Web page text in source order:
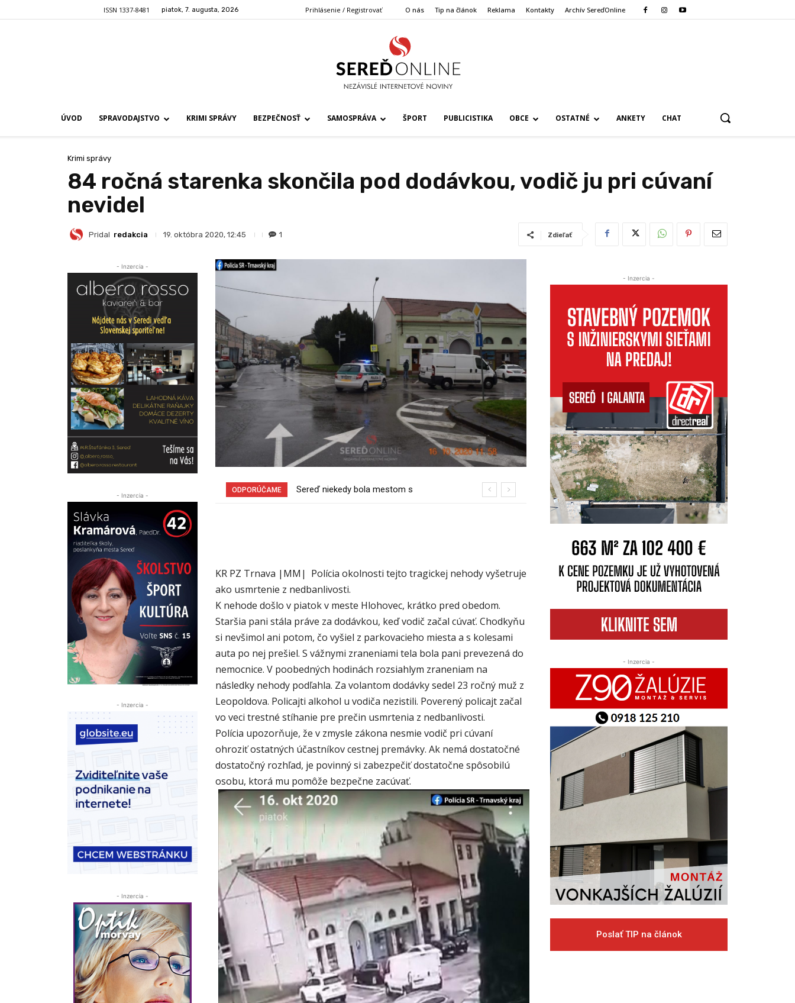
ISSN 1337-8481 piatok, 7. augusta, 2026 Prihlásenie / Registrovať O nás Tip na článok Reklama Kontakty Archív SereďOnline
ÚVOD SPRAVODAJSTVO KRIMI SPRÁVY BEZPEČNOSŤ SAMOSPRÁVA ŠPORT PUBLICISTIKA OBCE OSTATNÉ ANKETY CHAT
Krimi správy
84 ročná starenka skončila pod dodávkou, vodič ju pri cúvaní
nevidel
Pridal redakcia 19. októbra 2020, 12:45 1 Zdieľať
- Inzercia -
- Inzercia -
- Inzercia -
- Inzercia -
ODPORÚČAME
Pri venčení na Jesenského ulici mal
KR PZ Trnava |MM| Polícia okolnosti tejto tragickej nehody vyšetruje
ako usmrtenie z nedbanlivosti.
K nehode došlo v piatok v meste Hlohovec, krátko pred obedom.
Staršia pani stála práve za dodávkou, keď vodič začal cúvať. Chodkyňu
si nevšimol ani potom, čo vyšiel z parkovacieho miesta a s kolesami
auta po nej prešiel. S vážnymi zraneniami tela bola pani prevezená do
nemocnice. V poobedných hodinách rozsiahlym zraneniam na
následky nehody podľahla. Za volantom dodávky sedel 23 ročný muž z
Leopoldova. Policajti alkohol u vodiča nezistili. Poverený policajt začal
vo veci trestné stíhanie pre prečin usmrtenia z nedbanlivosti.
Polícia upozorňuje, že v zmysle zákona nesmie vodič pri cúvaní
ohroziť ostatných účastníkov cestnej premávky. Ak nemá dostatočné
dostatočný rozhľad, je povinný si zabezpečiť dostatočne spôsobilú
osobu, ktorá mu pomôže bezpečne zacúvať.
- Inzercia -
- Inzercia -
Poslať TIP na článok